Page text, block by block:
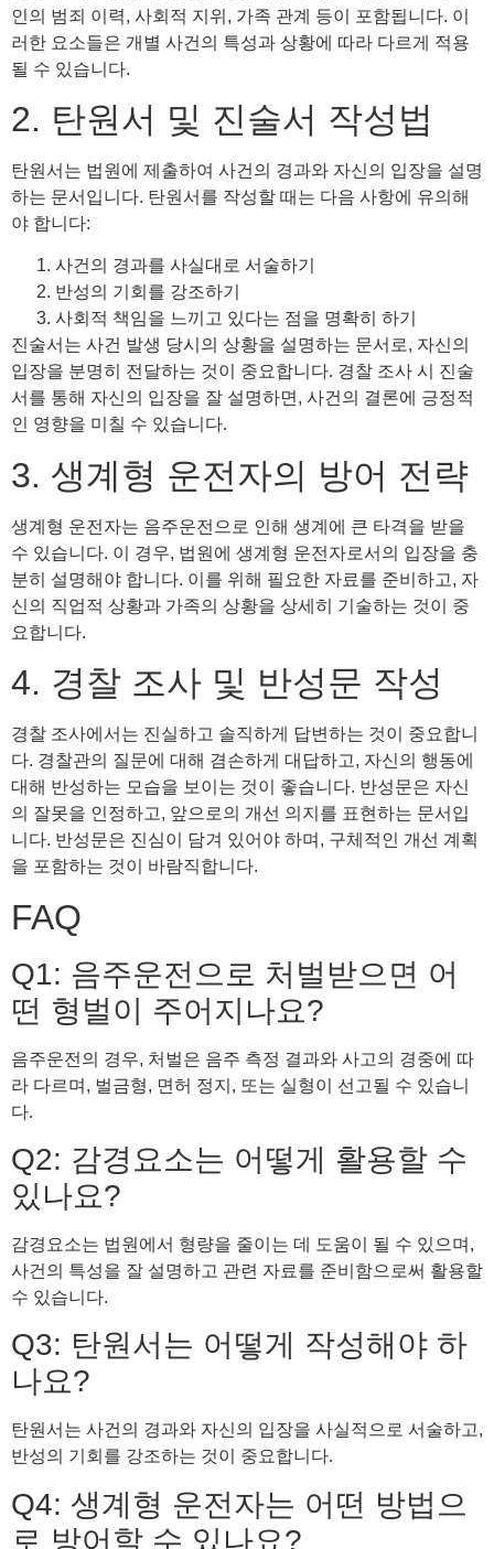
인의 범죄 이력, 사회적 지위, 가족 관계 등이 포함됩니다. 이
러한 요소들은 개별 사건의 특성과 상황에 따라 다르게 적용
될 수 있습니다.
2. 탄원서 및 진술서 작성법
탄원서는 법원에 제출하여 사건의 경과와 자신의 입장을 설명
하는 문서입니다. 탄원서를 작성할 때는 다음 사항에 유의해
야 합니다:
사건의 경과를 사실대로 서술하기
반성의 기회를 강조하기
사회적 책임을 느끼고 있다는 점을 명확히 하기
진술서는 사건 발생 당시의 상황을 설명하는 문서로, 자신의
입장을 분명히 전달하는 것이 중요합니다. 경찰 조사 시 진술
서를 통해 자신의 입장을 잘 설명하면, 사건의 결론에 긍정적
인 영향을 미칠 수 있습니다.
3. 생계형 운전자의 방어 전략
생계형 운전자는 음주운전으로 인해 생계에 큰 타격을 받을
수 있습니다. 이 경우, 법원에 생계형 운전자로서의 입장을 충
분히 설명해야 합니다. 이를 위해 필요한 자료를 준비하고, 자
신의 직업적 상황과 가족의 상황을 상세히 기술하는 것이 중
요합니다.
4. 경찰 조사 및 반성문 작성
경찰 조사에서는 진실하고 솔직하게 답변하는 것이 중요합니
다. 경찰관의 질문에 대해 겸손하게 대답하고, 자신의 행동에
대해 반성하는 모습을 보이는 것이 좋습니다. 반성문은 자신
의 잘못을 인정하고, 앞으로의 개선 의지를 표현하는 문서입
니다. 반성문은 진심이 담겨 있어야 하며, 구체적인 개선 계획
을 포함하는 것이 바람직합니다.
FAQ
Q1: 음주운전으로 처벌받으면 어
떤 형벌이 주어지나요?
음주운전의 경우, 처벌은 음주 측정 결과와 사고의 경중에 따
라 다르며, 벌금형, 면허 정지, 또는 실형이 선고될 수 있습니
다.
Q2: 감경요소는 어떻게 활용할 수
있나요?
감경요소는 법원에서 형량을 줄이는 데 도움이 될 수 있으며,
사건의 특성을 잘 설명하고 관련 자료를 준비함으로써 활용할
수 있습니다.
Q3: 탄원서는 어떻게 작성해야 하
나요?
탄원서는 사건의 경과와 자신의 입장을 사실적으로 서술하고,
반성의 기회를 강조하는 것이 중요합니다.
Q4: 생계형 운전자는 어떤 방법으
로 방어할 수 있나요?